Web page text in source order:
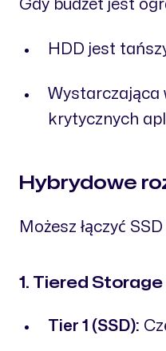
Gdy budżet jest
HDD jest
Wystarczająca
krytycznych
Hybrydowe
Możesz łączyć
1. Tiered Storage
Tier 1 (SSD):